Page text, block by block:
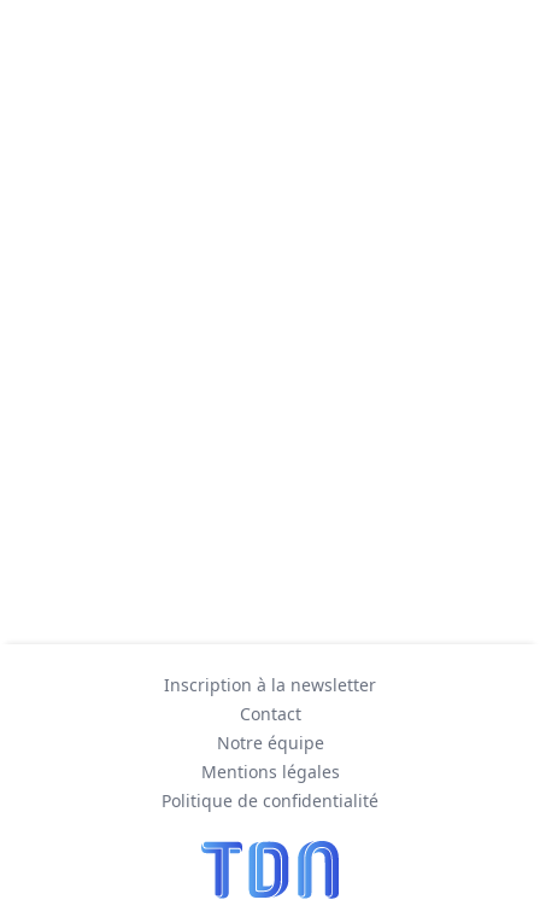
Inscription à la newsletter
Contact
Notre équipe
Mentions légales
Politique de confidentialité